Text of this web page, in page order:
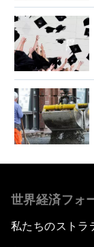
世界経済フォ
私たちのストラ